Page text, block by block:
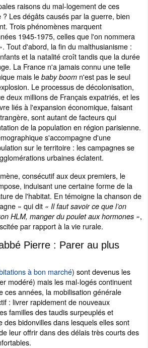
raisons du mal-logement de ces
? Les dégâts causés par la guerre, bien
Trois phénomènes marquent
1945-1975, celles que l'on nommera
Tout d'abord, la fin du malthusianisme :
et la natalité croît tandis que la durée
La France n'a jamais connu une telle
mais le baby boom n'est pas le seul
Le processus de décolonisation,
deux millions de Français expatriés, et les
liés à l'expansion économique, faisant
sont autant de facteurs qui
de la population en région parisienne.
s'accompagne d'une
sur le territoire : les campagnes se
urbaines éclatent.
consécutif aux deux premiers, le
induisant une certaine forme de la
de l'habitat. En témoigne la chanson de
» qui dit « Il faut savoir ce que l’on
HLM, manger du poulet aux hormones »,
par rapport à la vie rurale.
Pierre : Parer au plus
à bon marché) sont devenus les
modéré) mais les mal-logés continuent
ces années, la mobilisation générale
: livrer rapidement de nouveaux
familles des taudis surpeuplés et
des bidonvilles dans lesquels elles sont
leur offrir dans des délais très courts des